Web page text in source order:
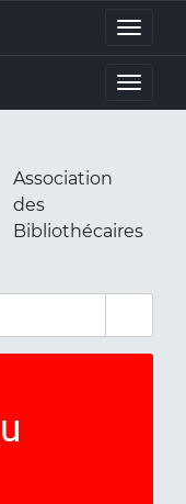
Toggle
Toggle
Association
des
Bibliothécaires